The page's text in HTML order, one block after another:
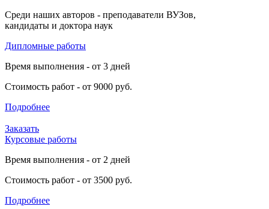
Среди наших авторов - преподаватели ВУЗов,
кандидаты и доктора наук
Дипломные работы
Время выполнения - от 3 дней
Стоимость работ - от 9000 руб.
Подробнее
Заказать
Курсовые работы
Время выполнения - от 2 дней
Стоимость работ - от 3500 руб.
Подробнее